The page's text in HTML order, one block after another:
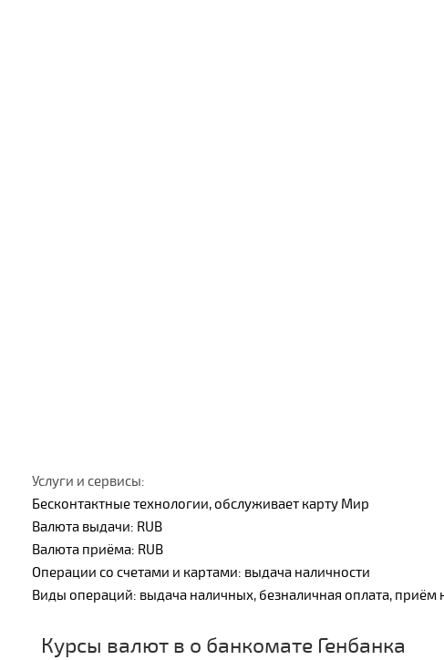
Услуги и сервисы:
Бесконтактные технологии, обслуживает карту Мир
Валюта выдачи: RUB
Валюта приёма: RUB
Операции со счетами и картами: выдача наличности
Виды операций: выдача наличных, безналичная оплата,
Курсы валют в о банкомате Генбанка